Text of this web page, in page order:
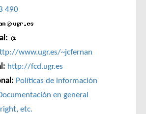
490
www.ugr.es/~jcfernan
http://fcd.ugr.es
Políticas de información
en general
etc.